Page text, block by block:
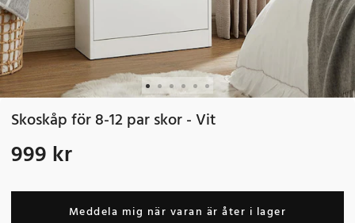
Skoskåp för 8-12 par skor - Vit
Pris:999 kr
999 kr
Meddela mig när varan är åter i lager